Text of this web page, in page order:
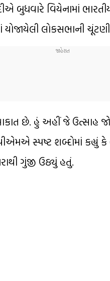
બુધવારે વિયેનામાં
લોકસભાની
છે. હું અહીં જે ઉત્સાહ
સ્પષ્ટ શબ્દોમાં
ગુંજી ઉઠ્યું હતું.